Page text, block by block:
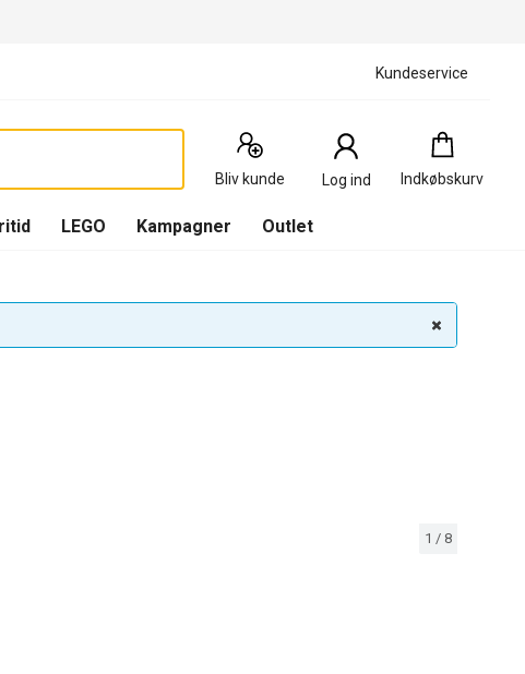
Kundeservice
Bliv kunde Log ind Indkøbskurv
Indkøbskurv
0
Produkter
LEGO Kampagner Outlet
1 / 8